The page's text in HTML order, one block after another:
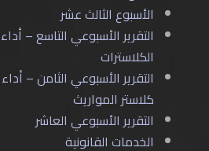
الأسبوع الثالث عشر
التقرير الأسبوعي التاسع –
الكلاسترات
التقرير الأسبوعي الثامن –
كلاستر المواريث
التقرير الأسبوعي العاشر
الخدمات القانونية